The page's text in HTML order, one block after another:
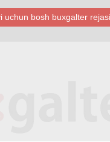
uchun bosh buхgalter rejasi